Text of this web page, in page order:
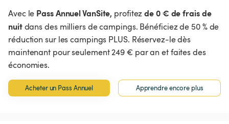
Avec le Pass Annuel VanSite, profitezde 0 € de frais de
nuitdans des milliers de campings. Bénéficiez de 50 % de
réduction sur les campings PLUS. Réservez-le dès
maintenant pour seulement 249 € par an et faites des
économies.
Acheter un Pass Annuel Apprendre encore plus